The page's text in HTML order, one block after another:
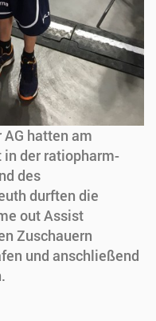
hatten am
der ratiopharm-
des
durften die
out Assist
Zuschauern
und anschließend